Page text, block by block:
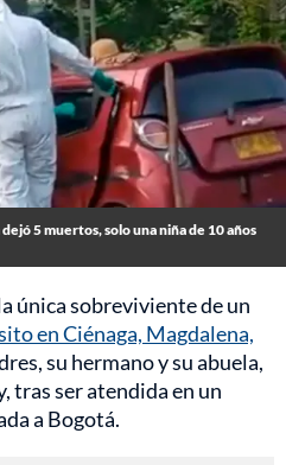
5 muertos, solo una niña de 10 años
única sobreviviente de un
en Ciénaga, Magdalena,
su hermano y su abuela,
tras ser atendida en un
a Bogotá.